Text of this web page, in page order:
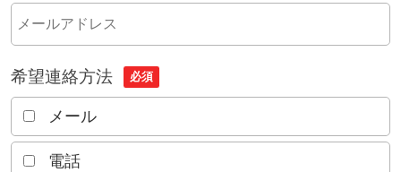
希望連絡方法 必須
メール
電話